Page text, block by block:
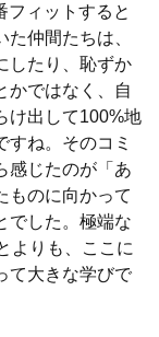
フィットすると
仲間たちは、
したり、恥ずか
かではなく、自
け出して100%地
すね。そのコミ
感じたのが「あ
ものに向かって
でした。極端な
よりも、ここに
て大きな学びで